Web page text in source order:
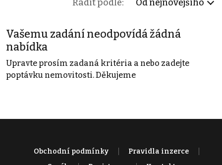
Řadit podle: Od nejnovějšího
Vašemu zadání neodpovídá žádná
nabídka
Upravte prosím zadaná kritéria a nebo zadejte
poptávku nemovitosti. Děkujeme
Obchodní podmínky
Pravidla inzerce